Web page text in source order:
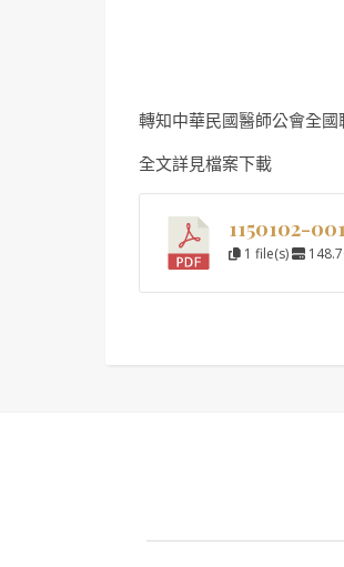
轉知中華民國醫師公會全
全文詳見檔案下載
1150102-
1 file(s)